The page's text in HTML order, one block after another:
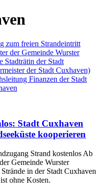
Stadt Cuxhaven
kooperieren
Strand kostenlos Ab
Gemeinde Wurster
in der Stadt Cuxhaven
ohne Kosten.